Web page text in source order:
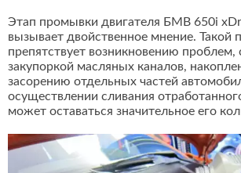
Этап промывки двигателя БМВ 650i
вызывает двойственное мнение. Такой
препятствует возникновению проблем,
закупоркой масляных каналов,
засорению отдельных частей
осуществлении сливания
может оставаться значительное его